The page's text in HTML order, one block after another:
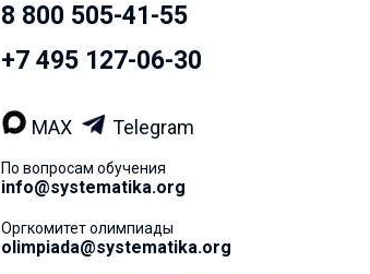
8 800 505-41-55
+7 495 127-06-30
MAX Telegram
По вопросам обучения
info@systematika.org
Оргкомитет олимпиады
olimpiada@systematika.org